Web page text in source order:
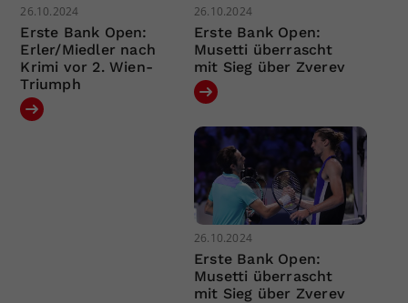
26.10.2024
Erste Bank Open:
Erler/Miedler nach
Krimi vor 2. Wien-
Triumph
26.10.2024
Erste Bank Open:
Musetti überrascht
mit Sieg über Zverev
26.10.2024
Erste Bank Open:
Musetti überrascht
mit Sieg über Zverev